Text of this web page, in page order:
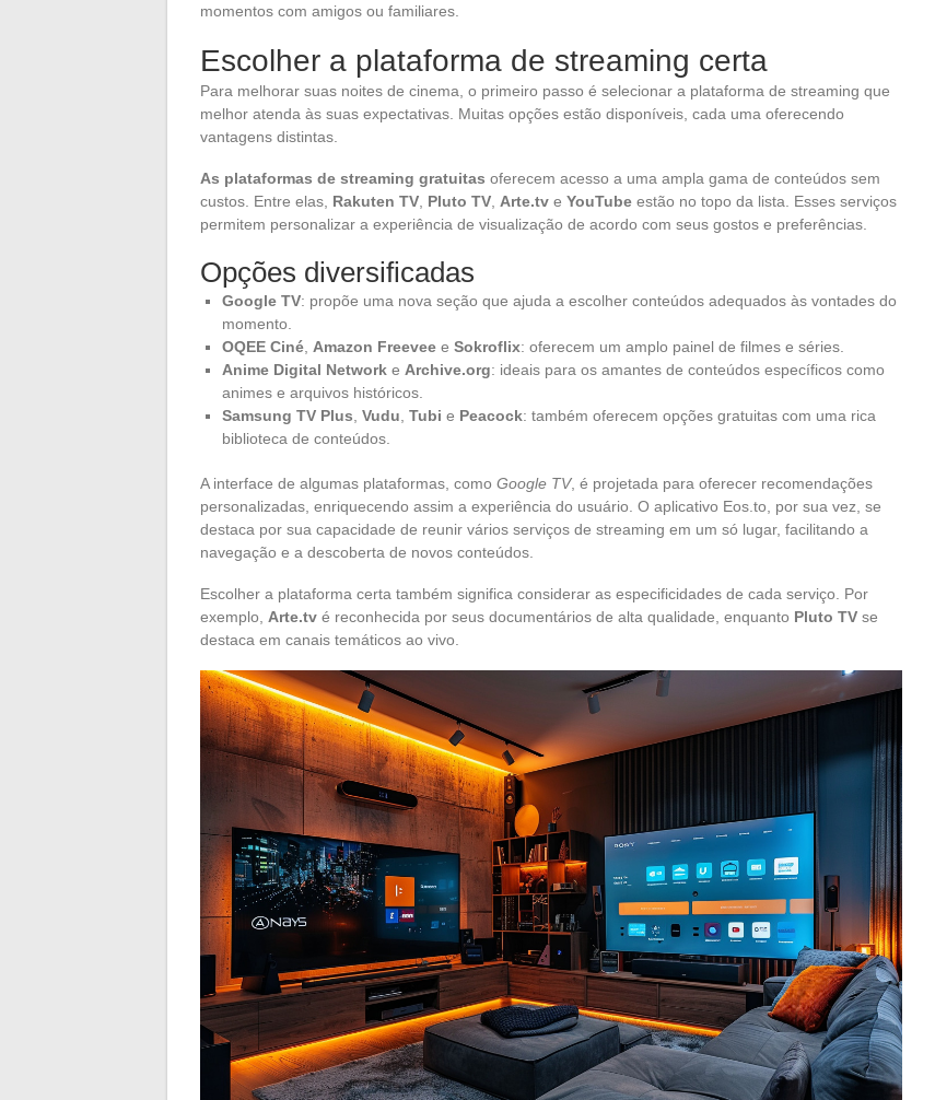
momentos com amigos ou familiares.
Escolher a plataforma de streaming certa
Para melhorar suas noites de cinema, o primeiro passo é selecionar a plataforma de streaming que
melhor atenda às suas expectativas. Muitas opções estão disponíveis, cada uma oferecendo
vantagens distintas.
As plataformas de streaming gratuitas oferecem acesso a uma ampla gama de conteúdos sem
custos. Entre elas, Rakuten TV Pluto TV Arte.tv e YouTube estão no topo da lista. Esses serviços
permitem personalizar a experiência de visualização de acordo com seus gostos e preferências.
Opções diversificadas
Google TV: propõe uma nova seção que ajuda a escolher conteúdos adequados às vontades do
momento.
OQEE Ciné Amazon Freevee e Sokroflix: oferecem um amplo painel de filmes e séries.
Anime Digital Network e Archive.org: ideais para os amantes de conteúdos específicos como
animes e arquivos históricos.
Samsung TV Plus Vudu Tubi e Peacock: também oferecem opções gratuitas com uma rica
biblioteca de conteúdos.
A interface de algumas plataformas, como Google TV, é projetada para oferecer recomendações
personalizadas, enriquecendo assim a experiência do usuário. O aplicativo Eos.to, por sua vez, se
destaca por sua capacidade de reunir vários serviços de streaming em um só lugar, facilitando a
navegação e a descoberta de novos conteúdos.
Escolher a plataforma certa também significa considerar as especificidades de cada serviço. Por
exemplo, Arte.tv é reconhecida por seus documentários de alta qualidade, enquanto Pluto TV se
destaca em canais temáticos ao vivo.